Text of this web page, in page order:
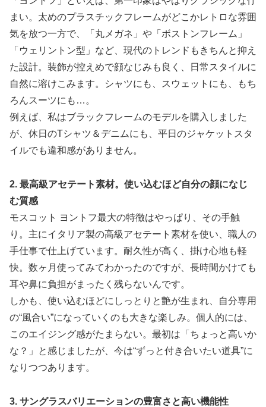
まい。太めのプラスチックフレームがどこかレトロな雰囲
気を放つ一方で、「丸メガネ」や「ボストンフレーム」
「ウェリントン型」など、現代のトレンドもきちんと抑え
た設計。装飾が控えめで顔なじみも良く、日常スタイルに
自然に溶けこみます。シャツにも、スウェットにも、もち
ろんスーツにも…。
例えば、私はブラックフレームのモデルを購入しました
が、休日のTシャツ＆デニムにも、平日のジャケットスタ
イルでも違和感がありません。
2. 最高級アセテート素材。使い込むほど自分の顔になじ
む質感
モスコット ヨントフ最大の特徴はやっぱり、その手触
り。主にイタリア製の高級アセテート素材を使い、職人の
手仕事で仕上げています。耐久性が高く、掛け心地も軽
快。数ヶ月使ってみてわかったのですが、長時間かけても
耳や鼻に負担がまったく残らないんです。
しかも、使い込むほどにしっとりと艶が生まれ、自分専用
の“風合い”になっていくのも大きな楽しみ。個人的には、
このエイジング感がたまらない。最初は「ちょっと高いか
な？」と感じましたが、今は“ずっと付き合いたい道具”に
なりつつあります。
3. サングラスバリエーションの豊富さと高い機能性